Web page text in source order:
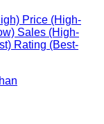
Price (High-
Sales (High-
Rating (Best-